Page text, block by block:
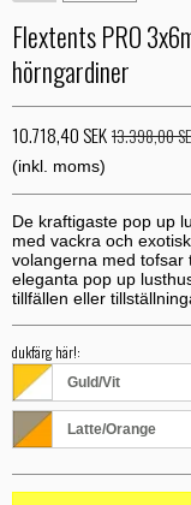
Flextents PRO
hörngardiner
10.718,40 SEK13.398,00
(inkl. moms)
De kraftigaste pop up
med vackra och
volangerna med tofsar
eleganta pop up
tillfällen eller
dukfärg här!:
Guld/Vit
Latte/Orange